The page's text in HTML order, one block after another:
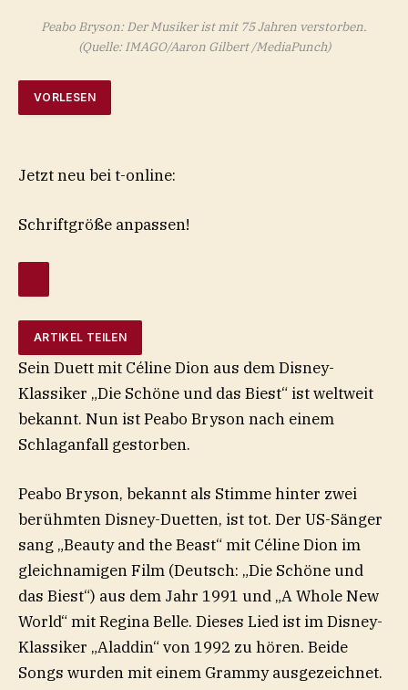
Peabo Bryson: Der Musiker ist mit 75 Jahren verstorben.
(Quelle: IMAGO/Aaron Gilbert /MediaPunch)
VORLESEN
Jetzt neu bei t-online:
Schriftgröße anpassen!
ARTIKEL TEILEN
Sein Duett mit Céline Dion aus dem Disney-
Klassiker „Die Schöne und das Biest“ ist weltweit
bekannt. Nun ist Peabo Bryson nach einem
Schlaganfall gestorben.
Peabo Bryson, bekannt als Stimme hinter zwei
berühmten Disney-Duetten, ist tot. Der US-Sänger
sang „Beauty and the Beast“ mit Céline Dion im
gleichnamigen Film (Deutsch: „Die Schöne und
das Biest“) aus dem Jahr 1991 und „A Whole New
World“ mit Regina Belle. Dieses Lied ist im Disney-
Klassiker „Aladdin“ von 1992 zu hören. Beide
Songs wurden mit einem Grammy ausgezeichnet.